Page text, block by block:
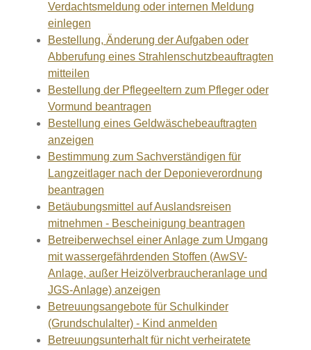
Verdachtsmeldung oder internen Meldung
einlegen
Bestellung, Änderung der Aufgaben oder
Abberufung eines Strahlenschutzbeauftragten
mitteilen
Bestellung der Pflegeeltern zum Pfleger oder
Vormund beantragen
Bestellung eines Geldwäschebeauftragten
anzeigen
Bestimmung zum Sachverständigen für
Langzeitlager nach der Deponieverordnung
beantragen
Betäubungsmittel auf Auslandsreisen
mitnehmen - Bescheinigung beantragen
Betreiberwechsel einer Anlage zum Umgang
mit wassergefährdenden Stoffen (AwSV-
Anlage, außer Heizölverbraucheranlage und
JGS-Anlage) anzeigen
Betreuungsangebote für Schulkinder
(Grundschulalter) - Kind anmelden
Betreuungsunterhalt für nicht verheiratete